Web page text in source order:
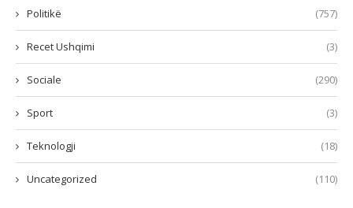
Politikë (757)
Recet Ushqimi (3)
Sociale (290)
Sport (3)
Teknologji (18)
Uncategorized (110)